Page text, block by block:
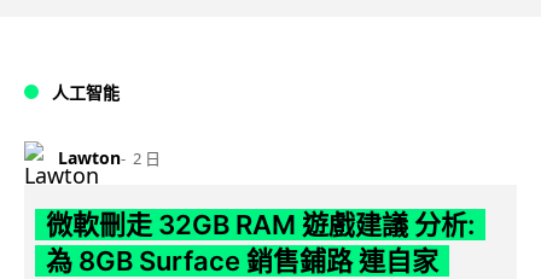
人工智能
Lawton 2 日
微軟刪走 32GB RAM 遊戲建議 分析:
為 8GB Surface 銷售鋪路 連自家